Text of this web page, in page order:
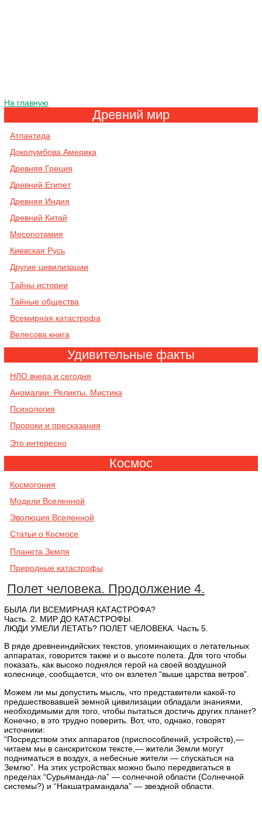
На главную
Древний мир
Атлантида
Доколумбова Америка
Древняя Греция
Древний Египет
Древняя Индия
Древний Китай
Месопотамия
Киевская Русь
Другие цивилизации
Тайны истории
Тайные общества
Всемирная катастрофа
Велесова книга
Удивительные факты
НЛО вчера и сегодня
Аномалии. Реликты. Мистика
Психология
Пророки и пресказания
Это интересно
Космос
Космогония
Модели Вселенной
Эволюция Вселенной
Cтатьи о Космосе
Планета Земля
Природные катастрофы
Полет человека. Продолжение 4.
БЫЛА ЛИ ВСЕМИРНАЯ КАТАСТРОФА?
Часть. 2. МИР ДО КАТАСТРОФЫ.
ЛЮДИ УМЕЛИ ЛЕТАТЬ? ПОЛЕТ ЧЕЛОВЕКА. Часть 5.
В ряде древнеиндийских текстов, упоминающих о летательных
аппаратах, говорится также и о высоте полета. Для того чтобы
показать, как высоко поднялся герой на своей воздушной
колеснице, сообщается, что он взлетел “выше царства ветров”.
Можем ли мы допустить мысль, что представители какой-то
предшествовавшей земной цивилизации обладали знаниями,
необходимыми для того, чтобы пытаться достичь других планет?
Конечно, в это трудно поверить. Вот, что, однако, говорят
источники:
“Посредством этих аппаратов (приспособлений, устройств),—
читаем мы в санскритском тексте,— жители Земли могут
подниматься в воздух, а небесные жители — спускаться на
Землю”. На этих устройствах можно было передвигаться в
пределах “Сурьяманда-ла” — солнечной области (Солнечной
системы?) и “Накшатрамандала” — звездной области.